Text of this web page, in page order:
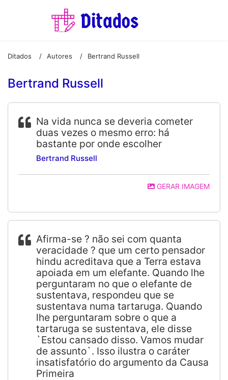
Ditados / Autores / Bertrand Russell
Bertrand Russell
Na vida nunca se deveria cometer
duas vezes o mesmo erro: há
bastante por onde escolher
Bertrand Russell
GERAR IMAGEM
Afirma-se ? não sei com quanta
veracidade ? que um certo pensador
hindu acreditava que a Terra estava
apoiada em um elefante. Quando lhe
perguntaram no que o elefante de
sustentava, respondeu que se
sustentava numa tartaruga. Quando
lhe perguntaram sobre o que a
tartaruga se sustentava, ele disse
`Estou cansado disso. Vamos mudar
de assunto`. Isso ilustra o caráter
insatisfatório do argumento da Causa
Primeira